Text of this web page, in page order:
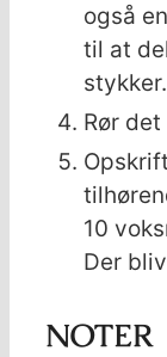
også
til at
stykker.
Rør
10
Der
NOTER